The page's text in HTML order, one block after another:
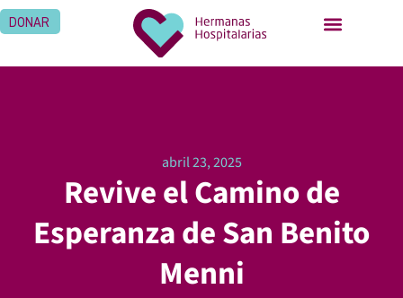
DONAR
abril 23, 2025
Revive el Camino de
Esperanza de San Benito
Menni